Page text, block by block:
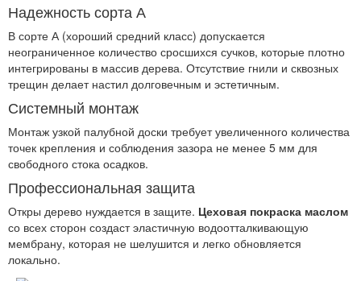
Надежность сорта А
В сорте А (хороший средний класс) допускается
неограниченное количество сросшихся сучков, которые плотно
интегрированы в массив дерева. Отсутствие гнили и сквозных
трещин делает настил долговечным и эстетичным.
Системный монтаж
Монтаж узкой палубной доски требует увеличенного количества
точек крепления и соблюдения зазора не менее 5 мм для
свободного стока осадков.
Профессиональная защита
Откры дерево нуждается в защите. Цеховая покраска маслом
со всех сторон создаст эластичную водоотталкивающую
мембрану, которая не шелушится и легко обновляется
локально.